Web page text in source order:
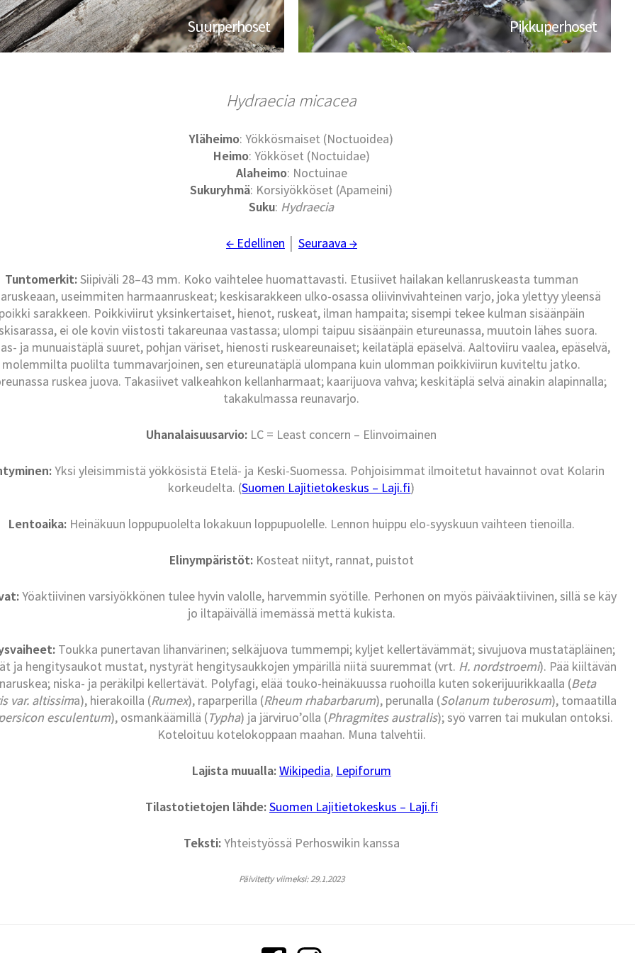
Suurperhoset Pikkuperhoset
Hydraecia micacea
Yläheimo: Yökkösmaiset (Noctuoidea)
Heimo: Yökköset (Noctuidae)
Alaheimo: Noctuinae
Sukuryhmä: Korsiyökköset (Apameini)
Suku: Hydraecia
← Edellinen Seuraava →
Tuntomerkit:Siipiväli 28–43 mm. Koko vaihtelee huomattavasti. Etusiivet hailakan kellanruskeasta tumman
useimmiten harmaanruskeat; keskisarakkeen ulko-osassa oliivinvivahteinen varjo, joka ylettyy yleensä
sarakkeen. Poikkiviirut yksinkertaiset, hienot, ruskeat, ilman hampaita; sisempi tekee kulman sisäänpäin
ei ole kovin viistosti takareunaa vastassa; ulompi taipuu sisäänpäin etureunassa, muutoin lähes suora.
ja munuaistäplä suuret, pohjan väriset, hienosti ruskeareunaiset; keilatäplä epäselvä. Aaltoviiru vaalea, epäselvä,
molemmilta puolilta tummavarjoinen, sen etureunatäplä ulompana kuin ulomman poikkiviirun kuviteltu jatko.
ruskea juova. Takasiivet valkeahkon kellanharmaat; kaarijuova vahva; keskitäplä selvä ainakin alapinnalla;
takakulmassa reunavarjo.
Uhanalaisuusarvio: LC = Least concern – Elinvoimainen
Yksi yleisimmistä yökkösistä Etelä- ja Keski-Suomessa. Pohjoisimmat ilmoitetut havainnot ovat Kolarin
korkeudelta. (Suomen Lajitietokeskus – Laji.fi)
Lentoaika:Heinäkuun loppupuolelta lokakuun loppupuolelle. Lennon huippu elo-syyskuun vaihteen tienoilla.
Elinympäristöt:Kosteat niityt, rannat, puistot
Yöaktiivinen varsiyökkönen tulee hyvin valolle, harvemmin syötille. Perhonen on myös päiväaktiivinen, sillä se käy
jo iltapäivällä imemässä mettä kukista.
Toukka punertavan lihanvärinen; selkäjuova tummempi; kyljet kellertävämmät; sivujuova mustatäpläinen;
ja hengitysaukot mustat, nystyrät hengitysaukkojen ympärillä niitä suuremmat (vrt. H. nordstroemi). Pää kiiltävän
niska- ja peräkilpi kellertävät. Polyfagi, elää touko-heinäkuussa ruohoilla kuten sokerijuurikkaalla (Beta
var. altissima), hierakoilla (Rumex), raparperilla (Rheum rhabarbarum), perunalla (Solanum tuberosum), tomaatilla
esculentum), osmankäämillä (Typha) ja järviruo’olla (Phragmites australis); syö varren tai mukulan ontoksi.
Koteloituu kotelokoppaan maahan. Muna talvehtii.
Lajista muualla:Wikipedia, Lepiforum
Tilastotietojen lähde:Suomen Lajitietokeskus – Laji.fi
Teksti:Yhteistyössä Perhoswikin kanssa
Päivitetty viimeksi: 29.1.2023